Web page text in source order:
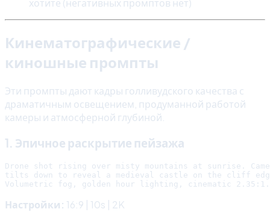
хотите (негативных промптов нет)
Кинематографические /
киношные промпты
Эти промпты дают кадры голливудского качества с
драматичным освещением, продуманной работой
камеры и атмосферной глубиной.
1. Эпичное раскрытие пейзажа
Drone shot rising over misty mountains at sunrise.
tilts down to reveal a medieval castle on the cliff
Настройки: 16:9 | 10s | 2K